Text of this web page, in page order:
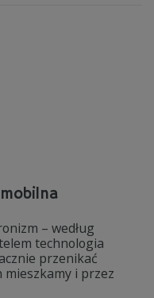
– według
technologia
przenikać
i przez